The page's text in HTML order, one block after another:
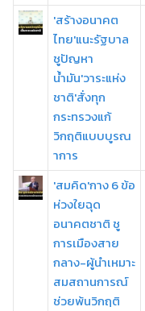
'สร้างอนาคต
ไทย'แนะรัฐบาล
ชูปัญหา
น้ำมัน'วาระแห่ง
ชาติ'สั่งทุก
กระทรวงแก้
วิกฤติแบบบูรณ
าการ
'สมคิด'กาง 6 ข้อ
ห่วงใยฉุด
อนาคตชาติ ชู
การเมืองสาย
กลาง-ผู้นำเหมาะ
สมสถานการณ์
ช่วยพ้นวิกฤติ